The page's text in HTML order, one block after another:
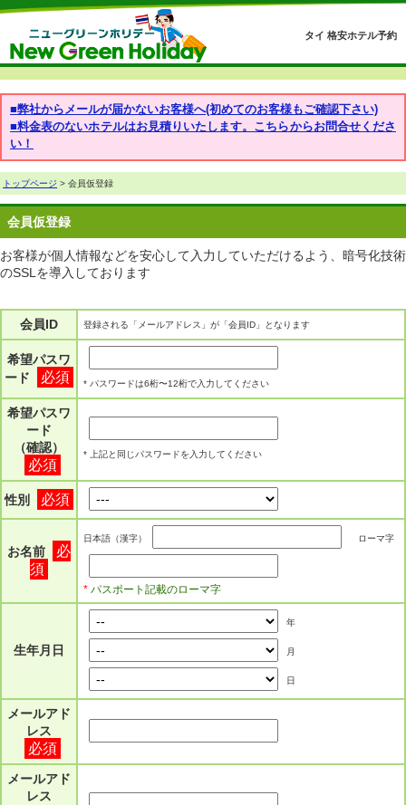
タイ 格安ホテル予約
■弊社からメールが届かないお客様へ(初めてのお客様もご確認下さい)
■料金表のないホテルはお見積りいたします。こちらからお問合せくださ
い！
トップページ > 会員仮登録
会員仮登録
お客様が個人情報などを安心して入力していただけるよう、暗号化技術
のSSLを導入しております
会員ID 登録される「メールアドレス」が「会員ID」となります
希望パスワ
ード
必須 * パスワードは6桁〜12桁で入力してください
希望パスワ
ード
（確認）
必須
* 上記と同じパスワードを入力してください
性別 必須
お名前
必
須
日本語（漢字） ローマ字
* パスポート記載のローマ字
生年月日
年
月
日
メールアド
レス
必須
メールアド
レス